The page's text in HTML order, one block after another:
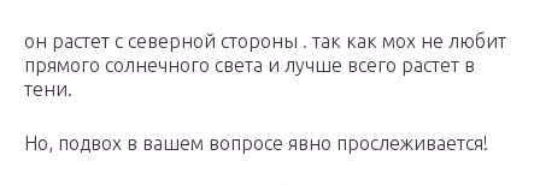
он растет с северной стороны . так как мох не любит
прямого солнечного света и лучше всего растет в
тени.
Но, подвох в вашем вопросе явно прослеживается!